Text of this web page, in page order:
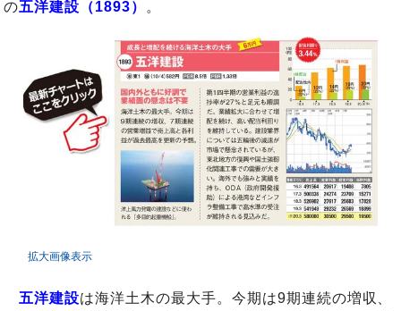
の五洋建設（1893） 。
拡大画像表示
五洋建設は海洋土木の最大手。今期は9期連続の増収、